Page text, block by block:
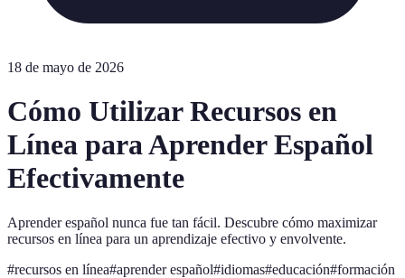
18 de mayo de 2026
Cómo Utilizar Recursos en
Línea para Aprender Español
Efectivamente
Aprender español nunca fue tan fácil. Descubre cómo maximizar
recursos en línea para un aprendizaje efectivo y envolvente.
#recursos en línea#aprender español#idiomas#educación#formación